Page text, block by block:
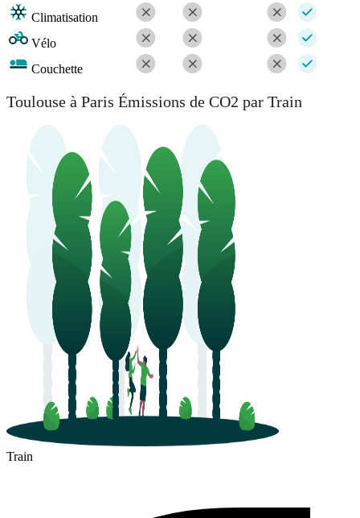
Climatisation
Vélo
Couchette
Toulouse à Paris Émissions de CO2 par Train
Train